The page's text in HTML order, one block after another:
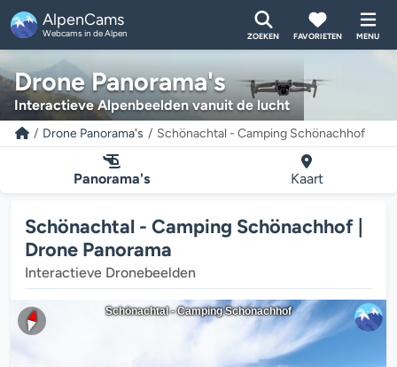
AlpenCams
Webcams in de Alpen ZOEKEN FAVORIETEN MENU
Drone Panorama's
Interactieve Alpenbeelden vanuit de lucht
Drone Panorama's Schönachtal - Camping Schönachhof
Panorama's Kaart
Schönachtal - Camping Schönachhof |
Drone Panorama
Interactieve Dronebeelden
Schönachtal - Camping Schönachhof